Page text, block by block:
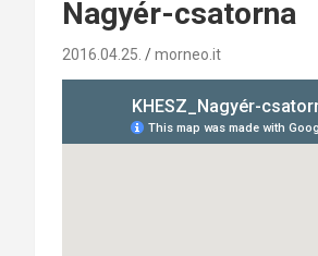
Nagyér-csatorna
2016.04.25. morneo.it